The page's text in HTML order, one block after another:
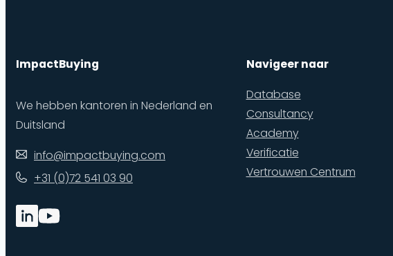
ImpactBuying
We hebben kantoren in Nederland en
Duitsland
info@impactbuying.com
+31 (0)72 541 03 90
Navigeer naar
Database
Consultancy
Academy
Verificatie
Vertrouwen Centrum